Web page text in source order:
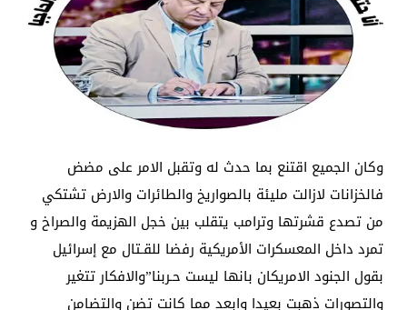
وكان الجميع اقتنع بما حدث له وتقبل الامر على مضض
فالخزانات لازالت مليئة بالصواريخ والطائرات والارض تشتكي
من تصدع قشرتها وترامب يتقلب بين خجل الهزيمة والصراخ و
تمرد داخل المعسكرات الأمريكية رفضا للقـتال مع إسرائيل
بقول الجنود الامريكان بانها ليست حـربنا”والافكار تتغير
والتصورات ذهبت بعيدا وابعد مما كانت تضن والتضامن